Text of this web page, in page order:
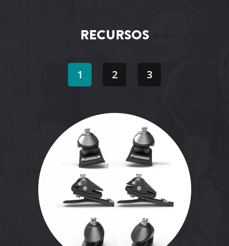
RECURSOS
1 2 3